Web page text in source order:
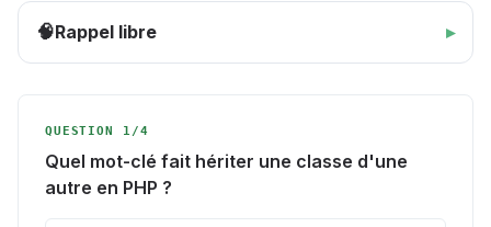
🧠Rappel libre
QUESTION 1/4
Quel mot-clé fait hériter une classe d'une
autre en PHP ?